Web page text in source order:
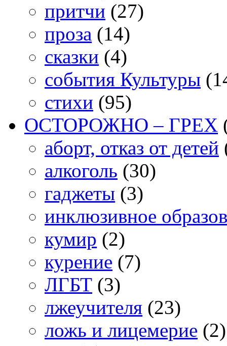
притчи (27)
проза (14)
сказки (4)
события Культуры
стихи (95)
ОСТОРОЖНО – ГРЕХ
аборт, отказ от детей
алкоголь (30)
гаджеты (3)
инклюзивное
кумир (2)
курение (7)
ЛГБТ (3)
лжеучителя (23)
ложь и лицемерие (2)